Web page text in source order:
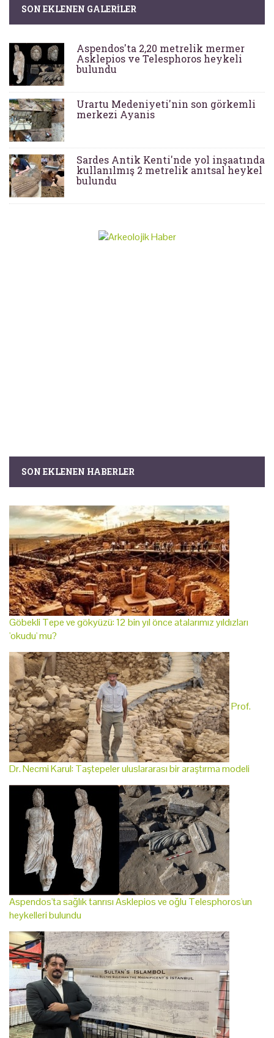
SON EKLENEN GALERILER
Aspendos'ta 2,20 metrelik mermer
Asklepios ve Telesphoros heykeli
bulundu
Urartu Medeniyeti'nin son görkemli
merkezi Ayanis
Sardes Antik Kenti'nde yol inşaatında
kullanılmış 2 metrelik anıtsal heykel
bulundu
SON EKLENEN HABERLER
Göbekli Tepe ve gökyüzü: 12 bin yıl önce atalarımız yıldızları
'okudu' mu?
Prof.
Dr. Necmi Karul: Taştepeler uluslararası bir araştırma modeli
Aspendos'ta sağlık tanrısı Asklepios ve oğlu Telesphoros'un
heykelleri bulundu